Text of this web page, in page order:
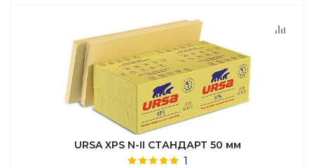
URSA XPS N-II СТАНДАРТ 50 мм
1